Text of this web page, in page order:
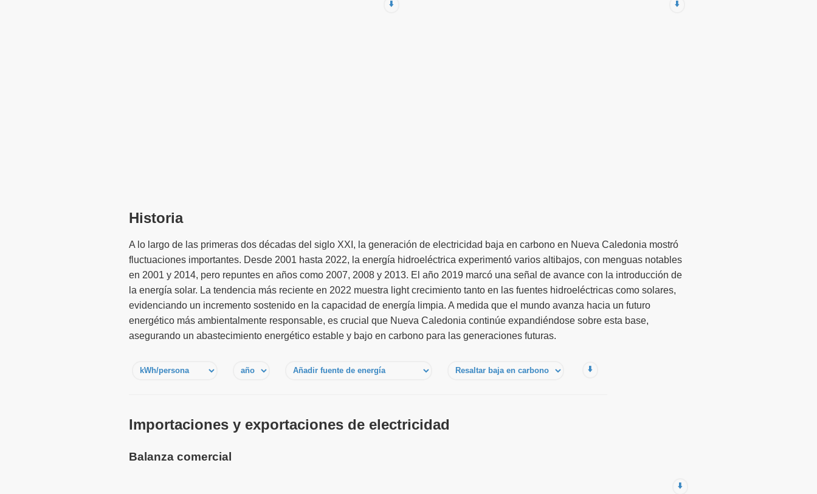
⬇️ ⬇️
Historia
A lo largo de las primeras dos décadas del siglo XXI, la generación de electricidad baja en carbono en Nueva Caledonia mostró
fluctuaciones importantes. Desde 2001 hasta 2022, la energía hidroeléctrica experimentó varios altibajos, con menguas notables
en 2001 y 2014, pero repuntes en años como 2007, 2008 y 2013. El año 2019 marcó una señal de avance con la introducción de
la energía solar. La tendencia más reciente en 2022 muestra light crecimiento tanto en las fuentes hidroeléctricas como solares,
evidenciando un incremento sostenido en la capacidad de energía limpia. A medida que el mundo avanza hacia un futuro
energético más ambientalmente responsable, es crucial que Nueva Caledonia continúe expandiéndose sobre esta base,
asegurando un abastecimiento energético estable y bajo en carbono para las generaciones futuras.
⬇️
Importaciones y exportaciones de electricidad
Balanza comercial
⬇️